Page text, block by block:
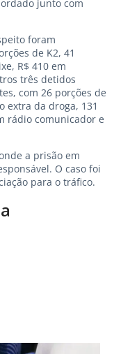
junto com
foram
de K2, 41
R$ 410 em
três detidos
com 26 porções de
extra da droga, 131
rádio comunicador e
a prisão em
O caso foi
para o tráfico.